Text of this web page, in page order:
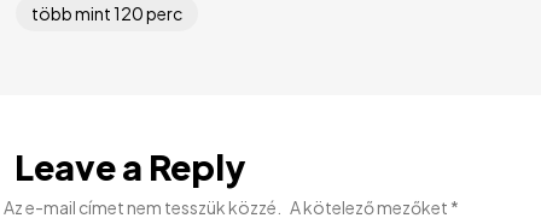
több mint 120 perc
Leave a Reply
Az e-mail címet nem tesszük közzé. A kötelező mezőket *